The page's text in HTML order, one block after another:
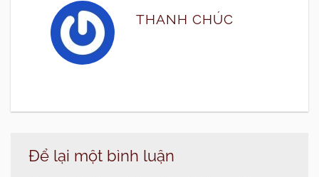
THANH CHÚC
Để lại một bình luận